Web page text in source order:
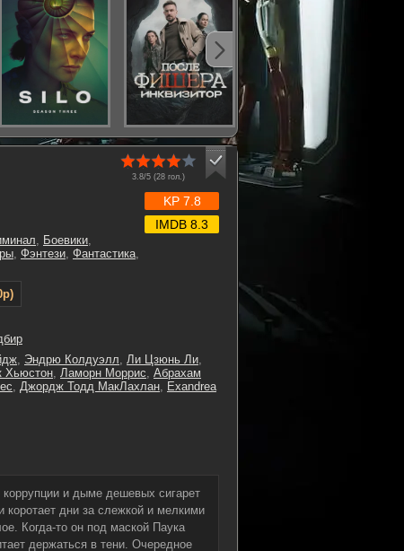
3.8/5 (28 гол.)
, Боевики,
, Фэнтези, Фантастика,
KP 7.8
IMDB 8.3
, Эндрю Колдуэлл, Ли Цзюнь Ли,
Хьюстон, Ламорн Моррис, Абрахам
, Джордж Тодд МакЛахлан, Exandrea
и дыме дешевых сигарет
коротает дни за слежкой и мелкими
Когда-то он под маской Паука
держаться в тени. Очередное